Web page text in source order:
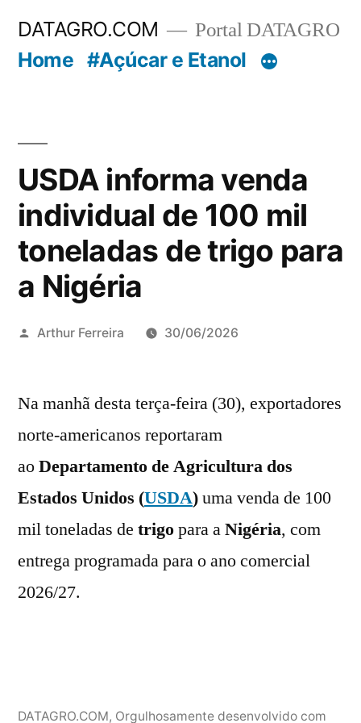
DATAGRO.COM Portal DATAGRO
Home #Açúcar e Etanol
USDA informa venda
individual de 100 mil
toneladas de trigo para
a Nigéria
Publicado
Arthur Ferreira 30/06/2026
Na manhã desta terça-feira (30), exportadores
norte-americanos reportaram
aoDepartamento de Agricultura dos
Estados Unidos (USDA)uma venda de 100
mil toneladas de trigopara aNigéria, com
entrega programada para o ano comercial
2026/27.
DATAGRO.COM, Orgulhosamente desenvolvido com